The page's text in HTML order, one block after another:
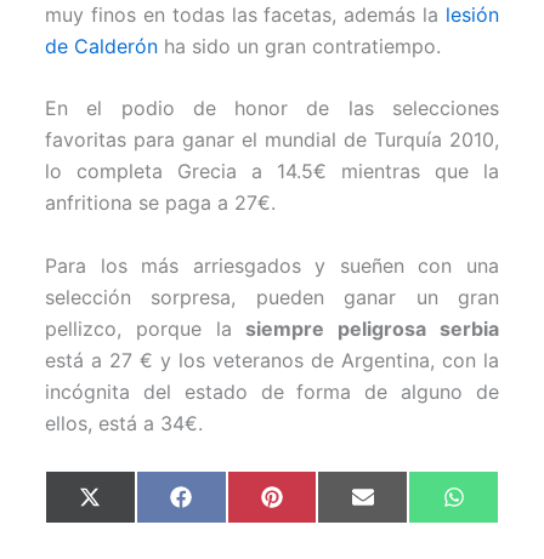
muy finos en todas las facetas, además la lesión
de Calderón ha sido un gran contratiempo.
En el podio de honor de las selecciones
favoritas para ganar el mundial de Turquía 2010,
lo completa Grecia a 14.5€ mientras que la
anfritiona se paga a 27€.
Para los más arriesgados y sueñen con una
selección sorpresa, pueden ganar un gran
pellizco, porque la siempre peligrosa serbia
está a 27 € y los veteranos de Argentina, con la
incógnita del estado de forma de alguno de
ellos, está a 34€.
Compartir
en
X
(
Compartir
en
F
a
Compartir
en
P
i
Compartir
en
E
m en
W
h